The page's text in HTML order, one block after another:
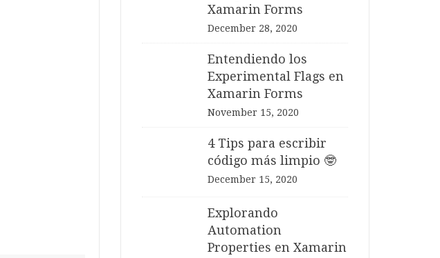
Xamarin Forms
December 28, 2020
Entendiendo los
Experimental Flags en
Xamarin Forms
November 15, 2020
4 Tips para escribir
código más limpio 🤓
December 15, 2020
Explorando
Automation
Properties en Xamarin